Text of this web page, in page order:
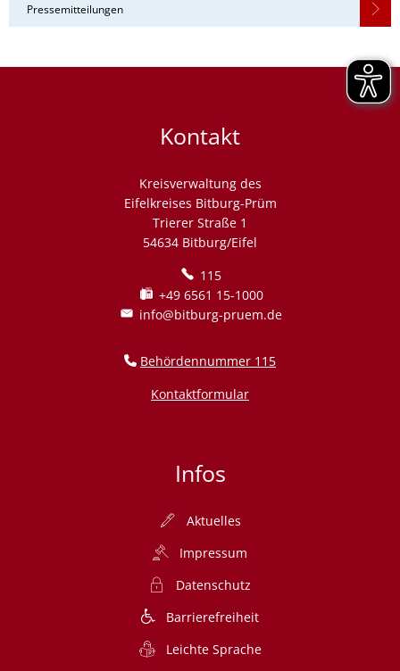
Pressemitteilungen
Kontakt
Kreisverwaltung des
Eifelkreises Bitburg-Prüm
Trierer Straße 1
54634 Bitburg/Eifel
115
+49 6561 15-1000
info@bitburg-pruem.de
Behördennummer 115
Kontaktformular
Infos
Aktuelles
Impressum
Datenschutz
Barrierefreiheit
Leichte Sprache